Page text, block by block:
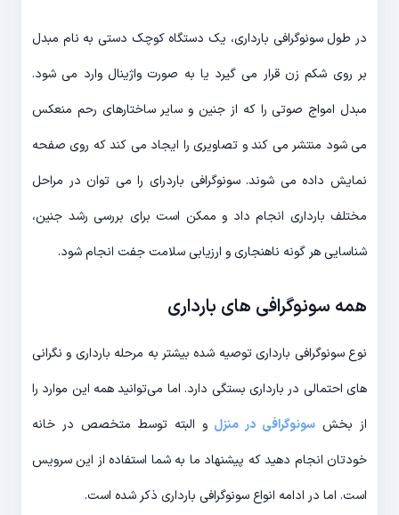
در طول سونوگرافی بارداری، یک دستگاه کوچک دستی به نام مبدل
بر روی شکم زن قرار می گیرد یا به صورت واژینال وارد می شود.
مبدل امواج صوتی را که از جنین و سایر ساختارهای رحم منعکس
می شود منتشر می کند و تصاویری را ایجاد می کند که روی صفحه
نمایش داده می شوند. سونوگرافی باردرای را می توان در مراحل
مختلف بارداری انجام داد و ممکن است برای بررسی رشد جنین،
شناسایی هر گونه ناهنجاری و ارزیابی سلامت جفت انجام شود.
همه سونوگرافی های بارداری
نوع سونوگرافی بارداری توصیه شده بیشتر به مرحله بارداری و نگرانی
های احتمالی در بارداری بستگی دارد. اما می‌توانید همه این موارد را
از بخش سونوگرافی در منزل و البته توسط متخصص در خانه
خودتان انجام دهید که پیشنهاد ما به شما استفاده از این سرویس
است. اما در ادامه انواع سونوگرافی بارداری ذکر شده است.